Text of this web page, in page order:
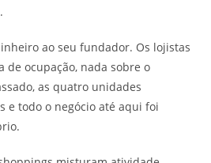
ao seu fundador. Os lojistas
de ocupação, nada sobre o
as quatro unidades
e todo o negócio até aqui foi